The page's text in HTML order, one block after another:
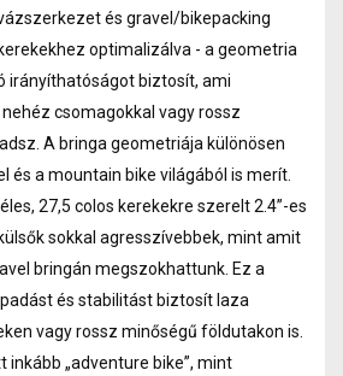
és gravel/bikepacking
optimalizálva - a geometria
irányíthatóságot biztosít, ami
csomagokkal vagy rossz
A bringa geometriája különösen
és a mountain bike világából is merít.
27,5 colos kerekekre szerelt 2.4”-es
sokkal agresszívebbek, mint amit
bringán megszokhattunk. Ez a
és stabilitást biztosít laza
vagy rossz minőségű földutakon is.
inkább „adventure bike”, mint